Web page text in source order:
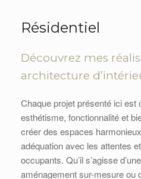
Résidentiel
Découvrez mes
architecture
Chaque projet présenté ici
esthétisme, fonctionnalité et
créer des espaces
adéquation avec les attentes
occupants. Qu’il s’agisse d’une
aménagement sur-mesure ou